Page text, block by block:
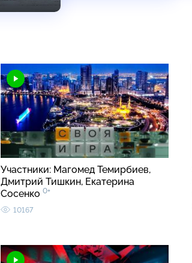
Участники: Магомед Темирбиев,
Дмитрий Тишкин, Екатерина
Сосенко 0+
10167